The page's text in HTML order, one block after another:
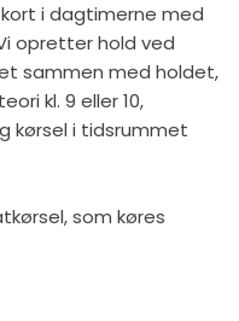
i dagtimerne med
opretter hold ved
sammen med holdet,
kl. 9 eller 10,
kørsel i tidsrummet
som køres